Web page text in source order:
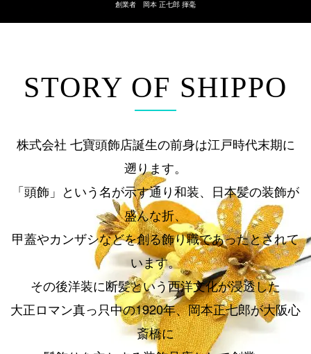
創業者 岡本 正七郎 揮毫
STORY OF SHIPPO
株式会社 七寶頭飾店誕生の前身は江戸時代末期に
遡ります。
「頭飾」という名が示す通り和装、日本髪の装飾が
盛んな折、
甲蓋やカンザシなどを創る飾り職であったとされて
います。
その後洋装に断髪という西洋文化が浸透した
大正ロマン真っ只中の1920年、岡本正七郎が大阪心
斎橋に